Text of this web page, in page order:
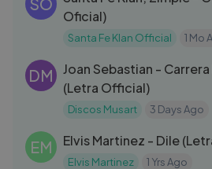
Oficial)
Santa Fe Klan Official 1 Mo
DM
Joan Sebastian -
(Letra Official)
Discos Musart 3 Days Ago
EM Elvis Martinez - Dile
Elvis Martinez 1 Yrs Ago